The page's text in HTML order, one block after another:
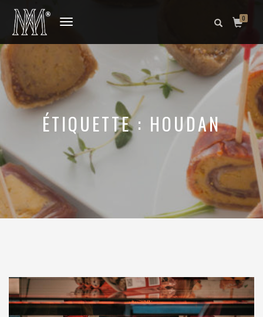
DÉPLIER
NAVIGATION
0
ÉTIQUETTE : HOUDAN